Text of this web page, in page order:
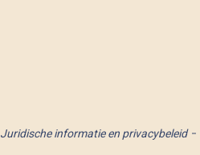
Juridische informatie en privacybeleid